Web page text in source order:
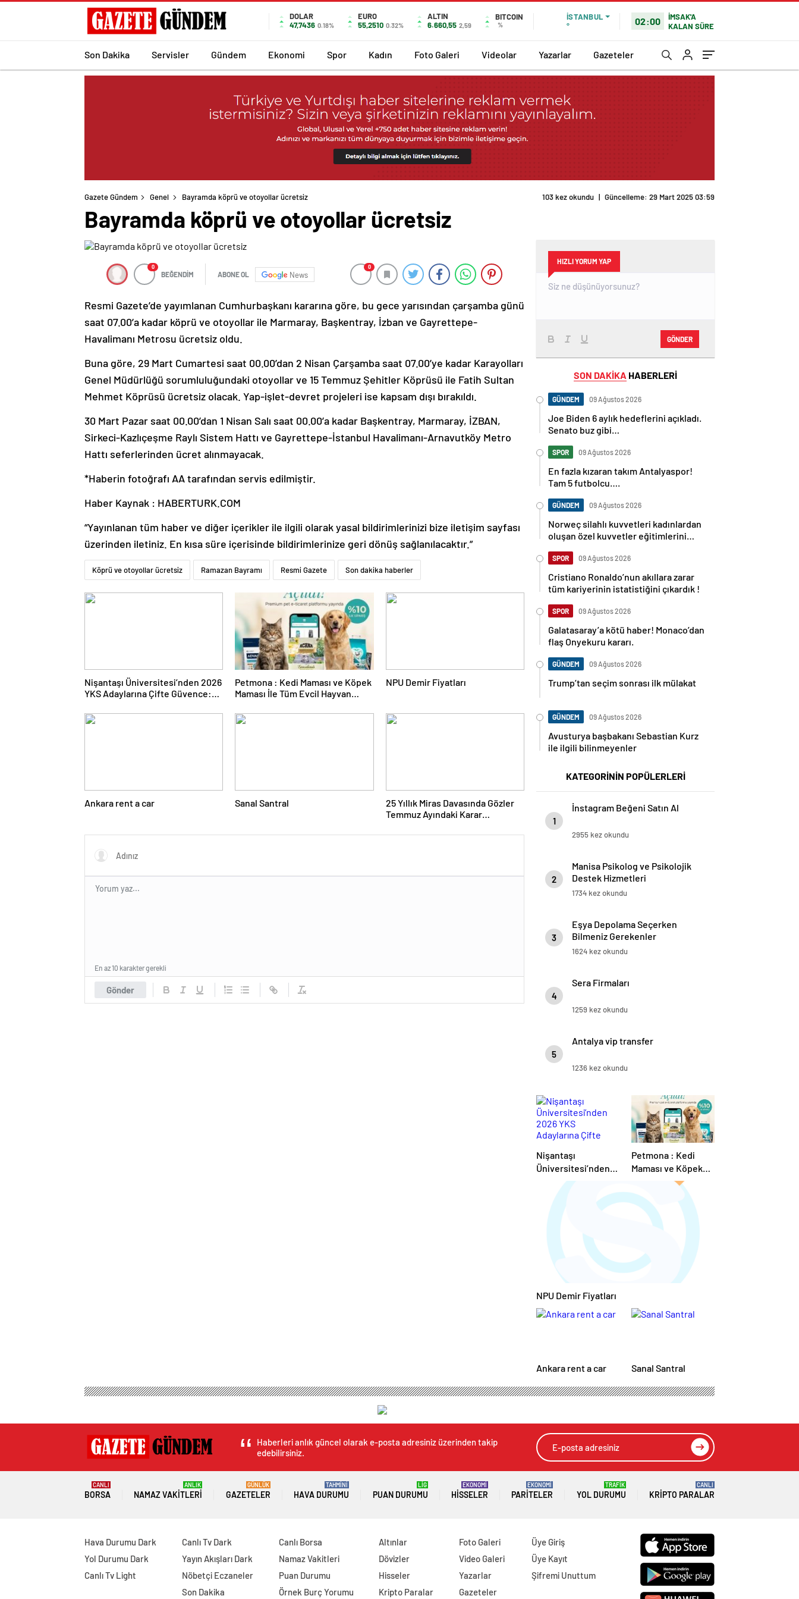
DOLAR
47,7436 0.18%
EURO
55,2510 0.32%
ALTIN
6.660,55 2,59
BITCOIN
%
İSTANBUL
°
02:00
İMSAK'A
KALAN SÜRE
Son Dakika Servisler Gündem Ekonomi Spor Kadın Foto Galeri Videolar Yazarlar Gazeteler
Gazete Gündem Genel Bayramda köprü ve otoyollar ücretsiz 103 kez okundu | Güncelleme: 29 Mart 2025 03:59
Bayramda köprü ve otoyollar ücretsiz
0
BEĞENDİM ABONE OL News
0
Resmi Gazete’de yayımlanan Cumhurbaşkanı kararına göre, bu gece yarısından çarşamba günü
saat 07.00’a kadar köprü ve otoyollar ile Marmaray, Başkentray, İzban ve Gayrettepe-
Havalimanı Metrosu ücretsiz oldu.
Buna göre, 29 Mart Cumartesi saat 00.00’dan 2 Nisan Çarşamba saat 07.00’ye kadar Karayolları
Genel Müdürlüğü sorumluluğundaki otoyollar ve 15 Temmuz Şehitler Köprüsü ile Fatih Sultan
Mehmet Köprüsü ücretsiz olacak. Yap-işlet-devret projeleri ise kapsam dışı bırakıldı.
30 Mart Pazar saat 00.00’dan 1 Nisan Salı saat 00.00’a kadar Başkentray, Marmaray, İZBAN,
Sirkeci-Kazlıçeşme Raylı Sistem Hattı ve Gayrettepe-İstanbul Havalimanı-Arnavutköy Metro
Hattı seferlerinden ücret alınmayacak.
*Haberin fotoğrafı AA tarafından servis edilmiştir.
Haber Kaynak : HABERTURK.COM
“Yayınlanan tüm haber ve diğer içerikler ile ilgili olarak yasal bildirimlerinizi bize iletişim sayfası
üzerinden iletiniz. En kısa süre içerisinde bildirimlerinize geri dönüş sağlanılacaktır.”
Köprü ve otoyollar ücretsiz Ramazan Bayramı Resmi Gazete Son dakika haberler
Nişantaşı Üniversitesi’nden 2026
YKS Adaylarına Çifte Güvence:
Petmona : Kedi Maması ve Köpek
Maması İle Tüm Evcil Hayvan
NPU Demir Fiyatları
Ankara rent a car Sanal Santral
25 Yıllık Miras Davasında Gözler
Temmuz Ayındaki Karar
Gönder
En az 10 karakter gerekli
HIZLI YORUM YAP
GÖNDER
SON DAKİKA HABERLERİ
GÜNDEM 09 Ağustos 2026
Joe Biden 6 aylık hedeflerini açıkladı.
Senato buz gibi…
SPOR 09 Ağustos 2026
En fazla kızaran takım Antalyaspor!
Tam 5 futbolcu….
GÜNDEM 09 Ağustos 2026
Norweç silahlı kuvvetleri kadınlardan
oluşan özel kuvvetler eğitimlerini
SPOR 09 Ağustos 2026
Cristiano Ronaldo’nun akıllara zarar
tüm kariyerinin istatistiğini çıkardık !
SPOR 09 Ağustos 2026
Galatasaray’a kötü haber! Monaco’dan
flaş Onyekuru kararı.
GÜNDEM 09 Ağustos 2026
Trump’tan seçim sonrası ilk mülakat
GÜNDEM 09 Ağustos 2026
Avusturya başbakanı Sebastian Kurz
ile ilgili bilinmeyenler
KATEGORİNİN POPÜLERLERİ
1
İnstagram Beğeni Satın Al
2955 kez okundu
2
Manisa Psikolog ve Psikolojik
Destek Hizmetleri
1734 kez okundu
3
Eşya Depolama Seçerken
Bilmeniz Gerekenler
1624 kez okundu
4
Sera Firmaları
1259 kez okundu
5
Antalya vip transfer
1236 kez okundu
Nişantaşı
Üniversitesi’nden
2026 YKS
Adaylarına Çifte
Güvence: Sabit
Ücret ve Kesintisiz
Petmona : Kedi
Maması ve Köpek
Maması İle Tüm
Evcil Hayvan
Ürünleri
NPU Demir Fiyatları
Ankara rent a car Sanal Santral
Haberleri anlık güncel olarak e-posta adresiniz üzerinden takip
edebilirsiniz.
BORSA
CANLI
NAMAZ VAKITLERI
ANLIK
GAZETELER
GÜNLÜK
HAVA DURUMU
TAHMİNİ
PUAN DURUMU
LİG
HISSELER
EKONOMİ
PARITELER
EKONOMİ
YOL DURUMU
TRAFİK
KRIPTO PARALAR
CANLI
Hava Durumu Dark
Yol Durumu Dark
Canlı Tv Light
Canlı Tv Dark
Yayın Akışları Dark
Nöbetçi Eczaneler
Son Dakika
Canlı Borsa
Namaz Vakitleri
Puan Durumu
Örnek Burç Yorumu
Altınlar
Dövizler
Hisseler
Kripto Paralar
Foto Galeri
Video Galeri
Yazarlar
Gazeteler
Üye Giriş
Üye Kayıt
Şifremi Unuttum